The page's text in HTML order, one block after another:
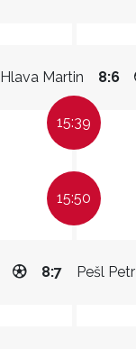
Hlava Martin 8:6
15:39
15:50
Pešl Petr
8:7